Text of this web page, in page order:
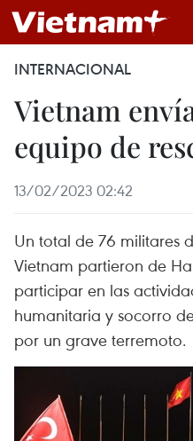
INTERNACIONAL
Vietnam
equipo de
13/02/2023 02:42
Un total de 76 militares
Vietnam partieron de
participar en las
humanitaria y socorro
por un grave terremoto.